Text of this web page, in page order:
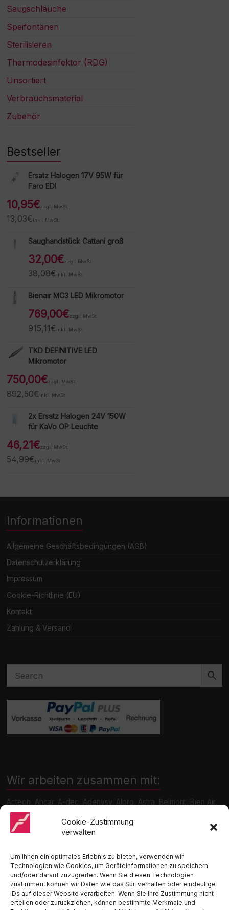
Cookie-Zustimmung
verwalten
Um Ihnen ein optimales Erlebnis zu bieten, verwenden wir
Technologien wie Cookies, um Geräteinformationen zu speichern
und/oder darauf zuzugreifen. Wenn Sie diesen Technologien
zustimmen, können wir Daten wie das Surfverhalten oder eindeutige
IDs auf dieser Website verarbeiten. Wenn Sie Ihre Zustimmung nicht
erteilen oder zurückziehen, können bestimmte Merkmale und
Saugschläuche
Speifontänen
Sterilisieren
Thermodesinfektor (RDG)
Unsortiert
Verbrauchsmaterial
Zubehör
Bestseller
Ersatz Halogen 17V 95W für
Faro EDI
10,95€zzgl. MwSt.
13,03€ inkl. MwSt.
Saughandstück Cattani groß
32,00€zzgl. MwSt.
38,08€ inkl. MwSt.
Bienair MC3 LED Mikromotor
769,00€zzgl. MwSt.
915,11€ inkl. MwSt.
TKD DEFINITIVE LED
Mikromotor
750,00€zzgl. MwSt.
892,50€ inkl. MwSt.
2x Ersatz Halogen 24V 150W
für KaVo OP Leuchte
46,21€zzgl. MwSt.
54,99€ inkl. MwSt.
Informationen
Allgemeine Geschäftsbedingungen (AGB)
Datenschutzerklärung
Impressum
Cookie-Richtlinie (EU)
Kontakt
Zahlung & Versand
Wir arbeiten zusammen mit:
Acteon, Ancar, A-dec, Adenysy, Alpro, Astra, Belmont, Bien Air,
Cattani, Chirana, DCI, Dürr, ETI, Euronda, Faro, Gcomm, KaVo,
Medentex, Melag, Midmark, Metasys, MK-Dent, NSK, Ophardt
Hygiene, Ritter, Satelec, Scican, TKD, Velopex, u.v.m